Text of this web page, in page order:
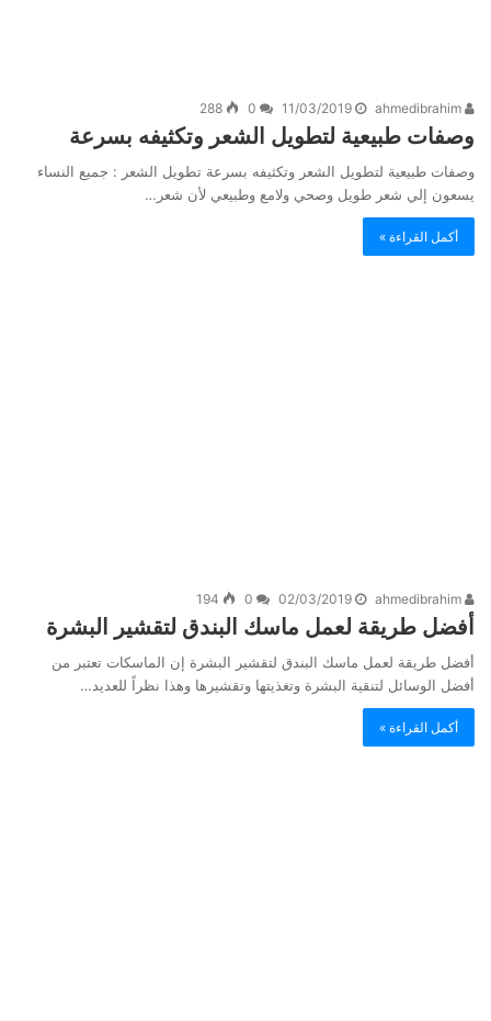
ahmedibrahim
11/03/2019
0
288
وصفات طبيعية لتطويل الشعر وتكثيفه بسرعة
وصفات طبيعية لتطويل الشعر وتكثيفه بسرعة تطويل الشعر : جميع النساء
يسعون إلي شعر طويل وصحي ولامع وطبيعي لأن شعر…
أكمل القراءة »
ahmedibrahim
02/03/2019
0
194
أفضل طريقة لعمل ماسك البندق لتقشير البشرة
أفضل طريقة لعمل ماسك البندق لتقشير البشرة إن الماسكات تعتبر من
أفضل الوسائل لتنقية البشرة وتغذيتها وتقشيرها وهذا نظراً للعديد…
أكمل القراءة »